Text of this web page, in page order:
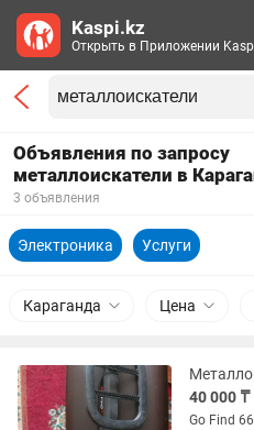
Объявления по запросу
металлоискатели в
3 объявления
Электроника Услуги
Караганда Цена
40 000 ₸
Go Find
Kaspi.kz
Открыть в Приложении